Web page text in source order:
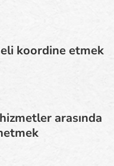
koordine etmek
arasında